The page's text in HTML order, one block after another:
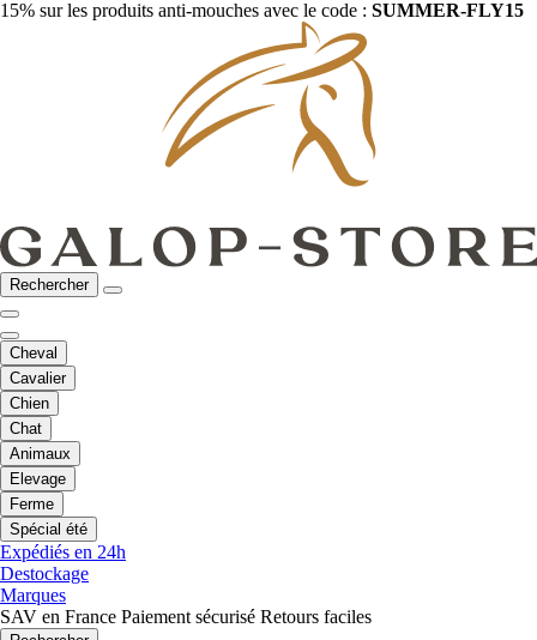
15% sur les produits anti-mouches avec le code : SUMMER-FLY15
Rechercher
Cheval
Cavalier
Chien
Chat
Animaux
Elevage
Ferme
Spécial été
Expédiés en 24h
Destockage
Marques
SAV en France Paiement sécurisé Retours faciles